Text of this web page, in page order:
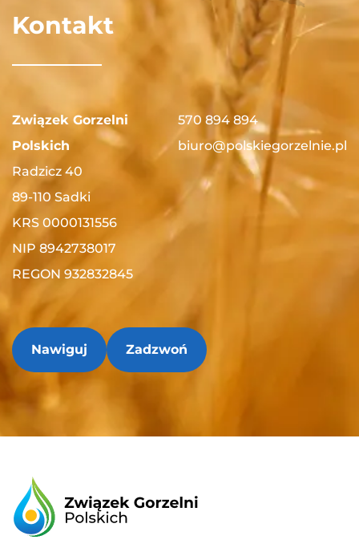
Kontakt
Związek Gorzelni
Polskich
Radzicz 40
89-110 Sadki
570 894 894
biuro@polskiegorzelnie.pl
KRS 0000131556
NIP 8942738017
REGON 932832845
Nawiguj Zadzwoń